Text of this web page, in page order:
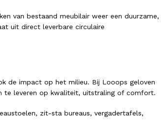
van bestaand meubilair weer een duurzame,
uit direct leverbare circulaire
de impact op het milieu. Bij Looops geloven
te leveren op kwaliteit, uitstraling of comfort.
zit-sta bureaus, vergadertafels,